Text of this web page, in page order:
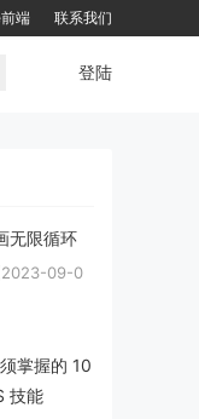
端 联系我们
登陆
无限循环
09-0
掌握的 10
技能